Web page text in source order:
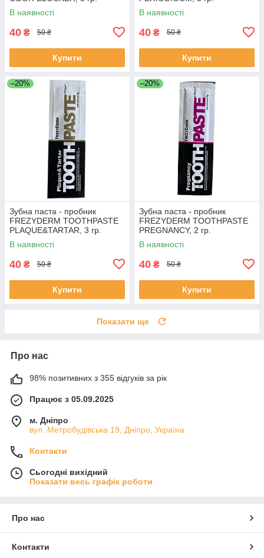
В наявності
40 ₴ 50 ₴
Купити
В наявності
40 ₴ 50 ₴
Купити
–20%
Зубна паста - пробник
FREZYDERM TOOTHPASTE
PLAQUE&TARTAR, 3 гр.
В наявності
40 ₴ 50 ₴
Купити
–20%
Зубна паста - пробник
FREZYDERM TOOTHPASTE
PREGNANCY, 2 гр.
В наявності
40 ₴ 50 ₴
Купити
Показати ще
Про нас
98% позитивних з 355 відгуків за рік
Працює з 05.09.2025
м. Дніпро
вул. Метробудівська 19, Дніпро, Україна
Контакти
Сьогодні вихідний
Показати весь графік роботи
Про нас
Контакти